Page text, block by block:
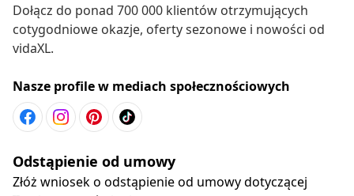
Dołącz do ponad 700 000 klientów otrzymujących
cotygodniowe okazje, oferty sezonowe i nowości od
vidaXL.
Nasze profile w mediach społecznościowych
Odstąpienie od umowy
Złóż wniosek o odstąpienie od umowy dotyczącej